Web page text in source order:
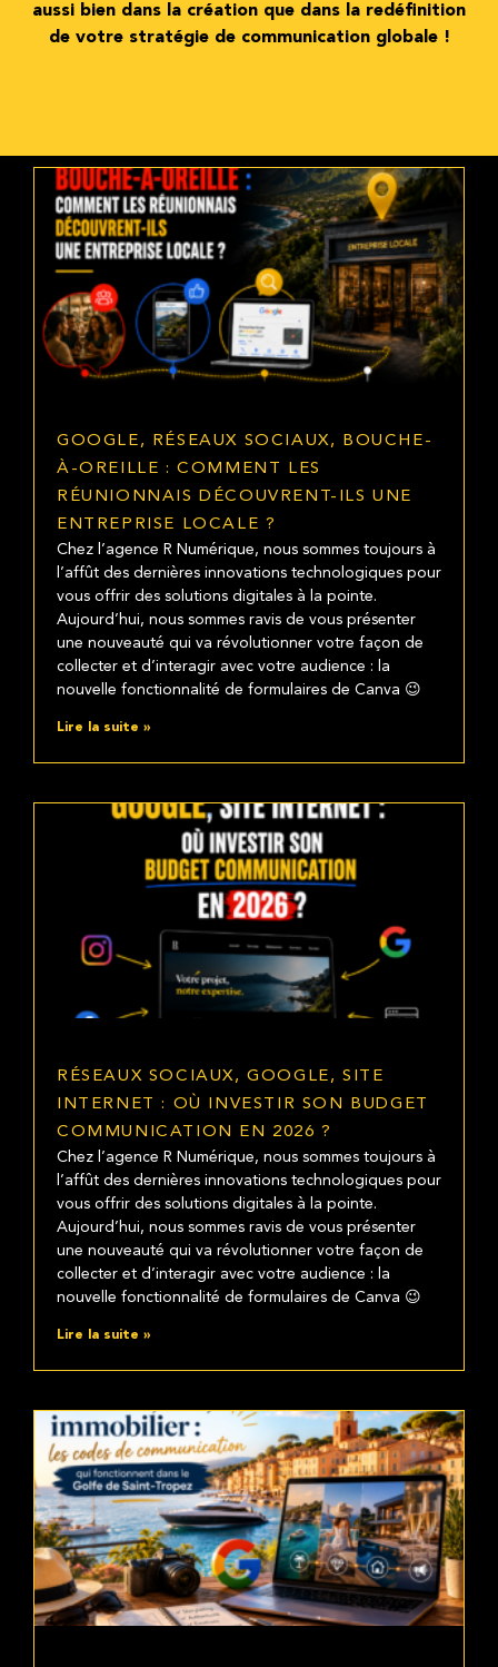
aussi bien dans la création que dans la redéfinition
de votre stratégie de communication globale !
GOOGLE, RÉSEAUX SOCIAUX, BOUCHE-
À-OREILLE : COMMENT LES
RÉUNIONNAIS DÉCOUVRENT-ILS UNE
ENTREPRISE LOCALE ?
Chez l’agence R Numérique, nous sommes toujours à
l’affût des dernières innovations technologiques pour
vous offrir des solutions digitales à la pointe.
Aujourd’hui, nous sommes ravis de vous présenter
une nouveauté qui va révolutionner votre façon de
collecter et d’interagir avec votre audience : la
nouvelle fonctionnalité de formulaires de Canva 😉
Lire la suite »
RÉSEAUX SOCIAUX, GOOGLE, SITE
INTERNET : OÙ INVESTIR SON BUDGET
COMMUNICATION EN 2026 ?
Chez l’agence R Numérique, nous sommes toujours à
l’affût des dernières innovations technologiques pour
vous offrir des solutions digitales à la pointe.
Aujourd’hui, nous sommes ravis de vous présenter
une nouveauté qui va révolutionner votre façon de
collecter et d’interagir avec votre audience : la
nouvelle fonctionnalité de formulaires de Canva 😉
Lire la suite »